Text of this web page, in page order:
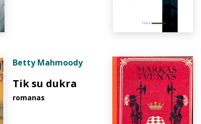
Betty Mahmoody
Tik su dukra
romanas